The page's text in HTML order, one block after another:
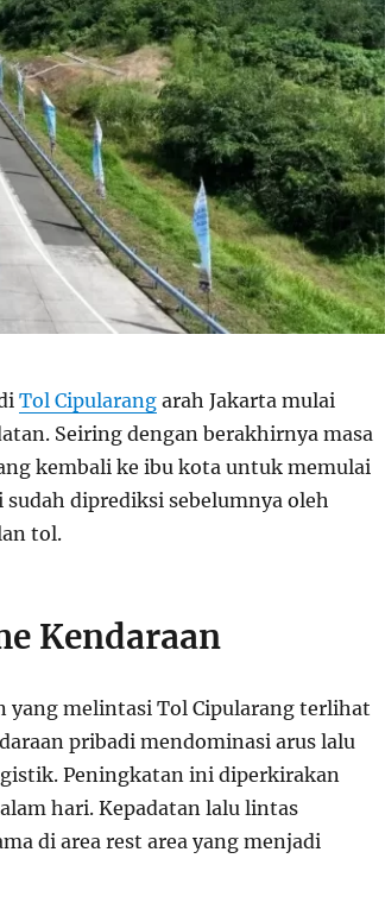
Tol Cipularangarah Jakarta mulai
Seiring dengan berakhirnya masa
kembali ke ibu kota untuk memulai
diprediksi sebelumnya oleh
tol.
Kendaraan
yang melintasi Tol Cipularang terlihat
pribadi mendominasi arus lalu
Peningkatan ini diperkirakan
hari. Kepadatan lalu lintas
di area rest area yang menjadi